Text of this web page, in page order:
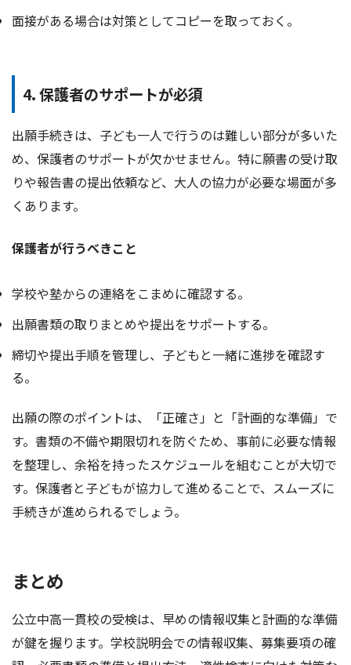
面接がある場合は対策としてコピーを取っておく。
4. 保護者のサポートが必須
出願手続きは、子ども一人で行うのは難しい部分が多いた
め、保護者のサポートが欠かせません。特に願書の受け取
りや報告書の提出依頼など、大人の協力が必要な場面が多
くあります。
保護者が行うべきこと
学校や塾からの連絡をこまめに確認する。
出願書類の取りまとめや提出をサポートする。
締切や提出手順を管理し、子どもと一緒に進捗を確認す
る。
出願の際のポイントは、「正確さ」と「計画的な準備」で
す。書類の不備や期限切れを防ぐため、事前に必要な情報
を整理し、余裕を持ったスケジュールを組むことが大切で
す。保護者と子どもが協力して進めることで、スムーズに
手続きが進められるでしょう。
まとめ
公立中高一貫校の受検は、早めの情報収集と計画的な準備
が鍵を握ります。学校説明会での情報収集、募集要項の確